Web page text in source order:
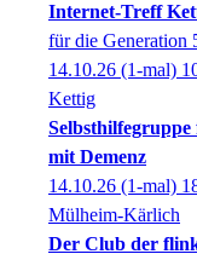
Internet-Treff
für die Generation
14.10.26 (1-mal)
Kettig
Selbsthilfegruppe
mit Demenz
14.10.26 (1-mal)
Mülheim-Kärlich
Der Club der